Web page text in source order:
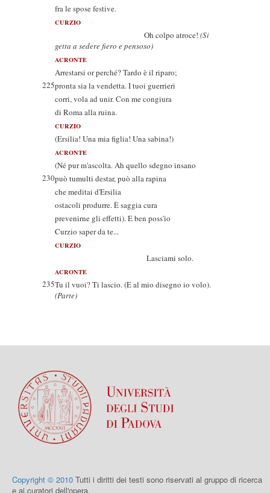
fra le spose festive.
CURZIO
Oh colpo atroce! (Si
getta a sedere fiero e pensoso)
ACRONTE
Arrestarsi or perché? Tardo è il riparo;
225pronta sia la vendetta. I tuoi guerrieri
corri, vola ad unir. Con me congiura
di Roma alla ruina.
CURZIO
(Ersilia! Una mia figlia! Una sabina!)
ACRONTE
(Né pur m'ascolta. Ah quello sdegno insano
230può tumulti destar, può alla rapina
che meditai d'Ersilia
ostacoli produrre. È saggia cura
prevenirne gli effetti). E ben poss'io
Curzio saper da te...
CURZIO
Lasciami solo.
ACRONTE
235Tu il vuoi? Ti lascio. (E al mio disegno io volo).
(Parte)
Copyright © 2010 Tutti i diritti dei testi sono riservati al gruppo di ricerca
e ai curatori dell'opera.